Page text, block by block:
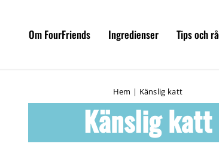
Om FourFriends Ingredienser Tips och
Hem | Känslig katt
Känslig katt